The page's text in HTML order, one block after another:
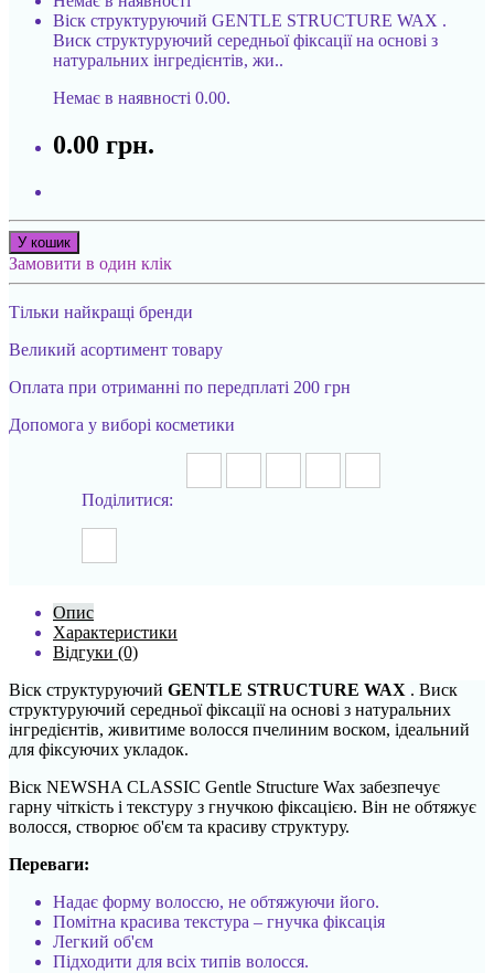
Віск структуруючий GENTLE STRUCTURE WAX .
Виск структуруючий середньої фіксації на основі з
натуральних інгредієнтів, жи..
Немає в наявності 0.00.
0.00 грн.
У кошик
Замовити в один клік
Тільки найкращі бренди
Великий асортимент товару
Оплата при отриманні по передплаті 200 грн
Допомога у виборі косметики
Поділитися:
Опис
Характеристики
Відгуки (0)
Віск структуруючий GENTLE STRUCTURE WAX . Виск
структуруючий середньої фіксації на основі з натуральних
інгредієнтів, живитиме волосся пчелиним воском, ідеальний
для фіксуючих укладок.
Віск NEWSHA CLASSIC Gentle Structure Wax забезпечує
гарну чіткість і текстуру з гнучкою фіксацією. Він не обтяжує
волосся, створює об'єм та красиву структуру.
Переваги:
Надає форму волоссю, не обтяжуючи його.
Помітна красива текстура – гнучка фіксація
Легкий об'єм
Підходити для всіх типів волосся.